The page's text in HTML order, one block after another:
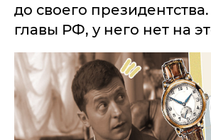
до своего
главы РФ, у него нет на